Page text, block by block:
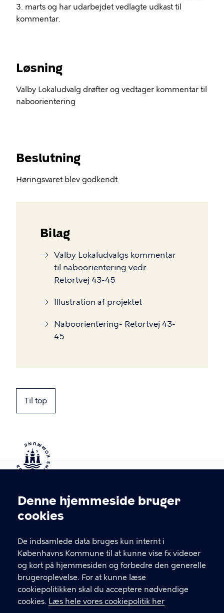
Cookieindstillinger
Denne hjemmeside bruger
cookies
De indsamlede data bruges kun internt i
Københavns Kommune til at kunne vise fx videoer
og kort på hjemmesiden og forbedre den generelle
brugeroplevelse. For at kunne læse
cookiepolitikken skal du acceptere nødvendige
cookies. Læs hele vores cookiepolitik her
3. marts og har udarbejdet vedlagte udkast til
kommentar.
Løsning
Valby Lokaludvalg drøfter og vedtager kommentar til
naboorientering
Beslutning
Høringsvaret blev godkendt
Bilag
Valby Lokaludvalgs kommentar
til naboorientering vedr.
Retortvej 43-45
Illustration af projektet
Naboorientering- Retortvej 43-
45
Til top
Kontakt Københavns Kommune
T
fFind andre kontakter her
CVR-nummer64942212
GENVEJE